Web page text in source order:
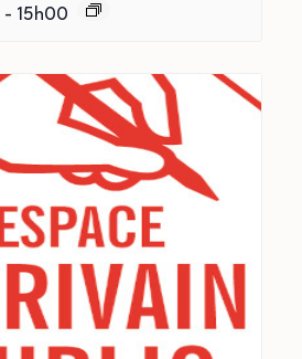
- 15h00